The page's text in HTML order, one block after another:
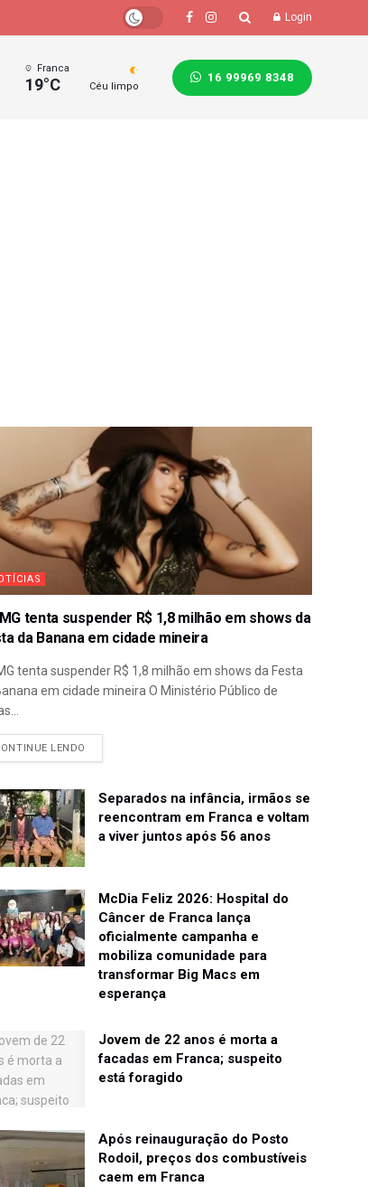
Login
Franca
19°C Céu limpo
16 99969 8348
tenta suspender R$ 1,8 milhão em shows da
da Banana em cidade mineira
tenta suspender R$ 1,8 milhão em shows da Festa
em cidade mineira O Ministério Público de
LENDO
Separados na infância, irmãos se
reencontram em Franca e voltam
a viver juntos após 56 anos
McDia Feliz 2026: Hospital do
Câncer de Franca lança
oficialmente campanha e
mobiliza comunidade para
transformar Big Macs em
esperança
Jovem de 22 anos é morta a
facadas em Franca; suspeito
está foragido
Após reinauguração do Posto
Rodoil, preços dos combustíveis
caem em Franca